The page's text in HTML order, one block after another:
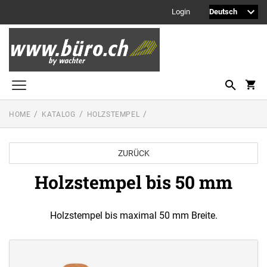
Login
Printy Textstempel
Taschenstempel
Professional Textstempel
Professional Datum- und Ziffernbandstempel
Printy Datumstempel
Office Printy
HOME KATALOG HOLZSTEMPEL
ZURÜCK
Holzstempel bis 50 mm
Holzstempel bis maximal 50 mm Breite.